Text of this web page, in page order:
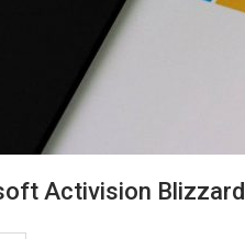
Activision Blizzard